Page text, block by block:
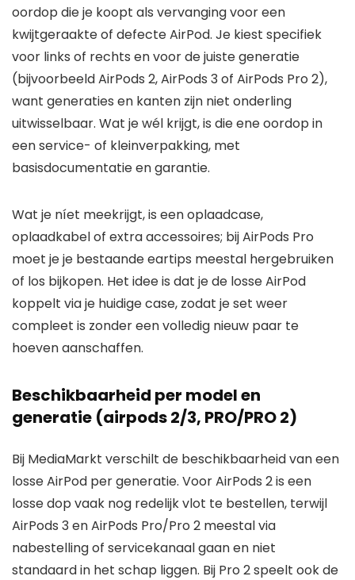
oordop die je koopt als vervanging voor een
kwijtgeraakte of defecte AirPod. Je kiest specifiek
voor links of rechts en voor de juiste generatie
(bijvoorbeeld AirPods 2, AirPods 3 of AirPods Pro 2),
want generaties en kanten zijn niet onderling
uitwisselbaar. Wat je wél krijgt, is die ene oordop in
een service- of kleinverpakking, met
basisdocumentatie en garantie.
Wat je níet meekrijgt, is een oplaadcase,
oplaadkabel of extra accessoires; bij AirPods Pro
moet je je bestaande eartips meestal hergebruiken
of los bijkopen. Het idee is dat je de losse AirPod
koppelt via je huidige case, zodat je set weer
compleet is zonder een volledig nieuw paar te
hoeven aanschaffen.
Beschikbaarheid per model en
generatie (airpods 2/3, PRO/PRO 2)
Bij MediaMarkt verschilt de beschikbaarheid van een
losse AirPod per generatie. Voor AirPods 2 is een
losse dop vaak nog redelijk vlot te bestellen, terwijl
AirPods 3 en AirPods Pro/Pro 2 meestal via
nabestelling of servicekanaal gaan en niet
standaard in het schap liggen. Bij Pro 2 speelt ook de